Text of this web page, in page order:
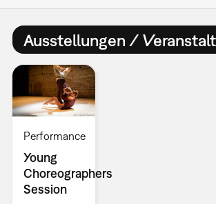
Ausstellungen /
Performance
Young
Choreographers
Session